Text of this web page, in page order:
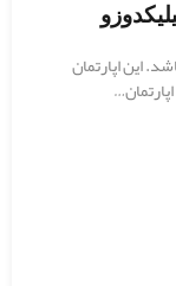
این اپارتمان